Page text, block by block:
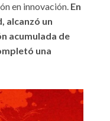
en innovación. En
alcanzó un
acumulada de
una